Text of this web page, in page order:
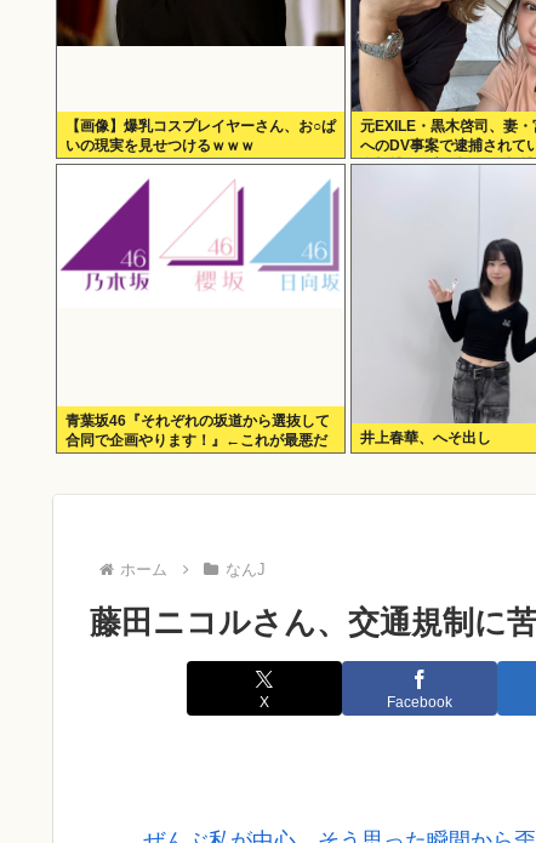
【画像】爆乳コスプレイヤーさん、お○ぱ
いの現実を見せつけるｗｗｗ
元EXILE・黒木啓司、妻
へのDV事案で逮捕され
身打撲、頭部裂傷及び打
青葉坂46『それぞれの坂道から選抜して
合同で企画やります！』←これが最悪だ
よな
井上春華、へそ出し
ホーム なんJ
藤田ニコルさん、交通規制に
X Facebook